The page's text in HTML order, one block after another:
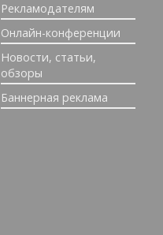
Рекламодателям
Онлайн-конференции
Новости, статьи,
обзоры
Баннерная реклама